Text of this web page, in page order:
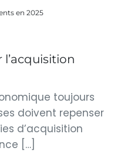
en 2025
toujours
doivent repenser
d’acquisition
[…]